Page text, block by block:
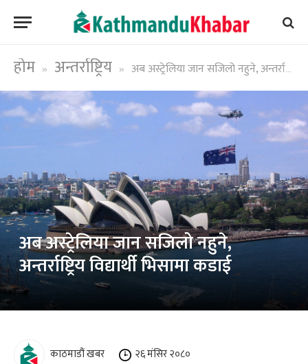
होम » अन्तर्राष्ट्रिय » अब अस्ट्रेलिया जान सजिलो नहुने, अन्तर्राष्ट्रिय विद्यार्थी भिसामा कडाई
अब अस्ट्रेलिया जान सजिलो नहुने,
अन्तर्राष्ट्रिय विद्यार्थी भिसामा कडाई
काठमाडौं खबर २६ मंसिर २०८०